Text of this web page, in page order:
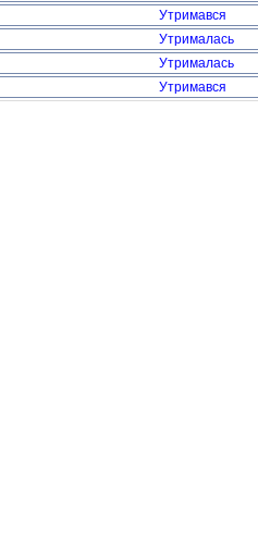
Утримався
Утрималась
Утрималась
Утримався